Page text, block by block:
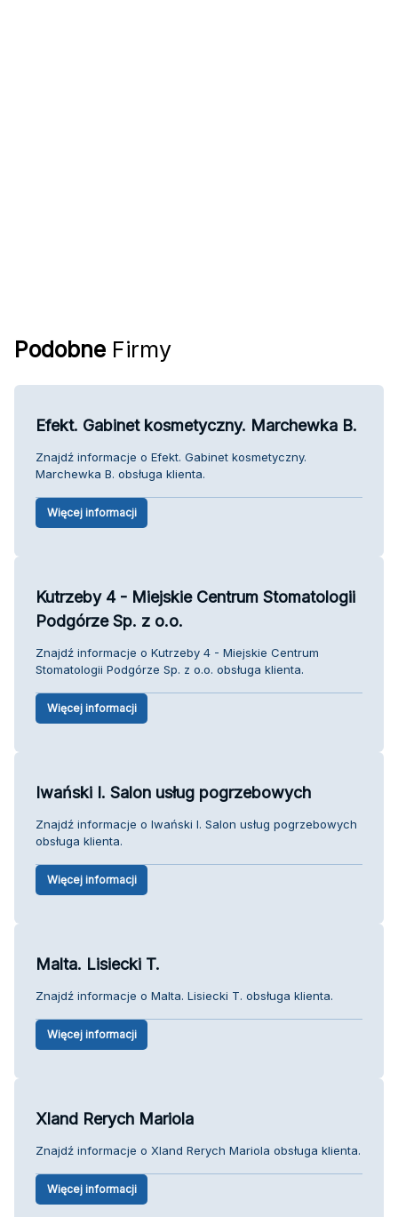
Podobne Firmy
Efekt. Gabinet kosmetyczny. Marchewka B.
Znajdź informacje o Efekt. Gabinet kosmetyczny.
Marchewka B. obsługa klienta.
Więcej informacji
Kutrzeby 4 - Miejskie Centrum Stomatologii
Podgórze Sp. z o.o.
Znajdź informacje o Kutrzeby 4 - Miejskie Centrum
Stomatologii Podgórze Sp. z o.o. obsługa klienta.
Więcej informacji
Iwański I. Salon usług pogrzebowych
Znajdź informacje o Iwański I. Salon usług pogrzebowych
obsługa klienta.
Więcej informacji
Malta. Lisiecki T.
Znajdź informacje o Malta. Lisiecki T. obsługa klienta.
Więcej informacji
Xland Rerych Mariola
Znajdź informacje o Xland Rerych Mariola obsługa klienta.
Więcej informacji